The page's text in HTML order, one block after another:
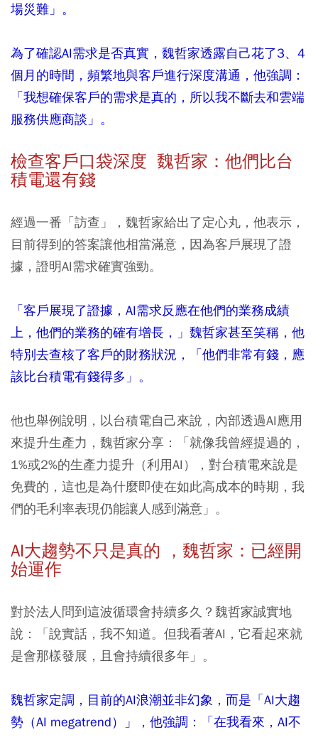
場災難」。
為了確認AI需求是否真實，魏哲家透露自己花了3、4
個月的時間，頻繁地與客戶進行深度溝通，他強調：
「我想確保客戶的需求是真的，所以我不斷去和雲端
服務供應商談」。
檢查客戶口袋深度 魏哲家：他們比台
積電還有錢
經過一番「訪查」，魏哲家給出了定心丸，他表示，
目前得到的答案讓他相當滿意，因為客戶展現了證
據，證明AI需求確實強勁。
「客戶展現了證據，AI需求反應在他們的業務成績
上，他們的業務的確有增長，」魏哲家甚至笑稱，他
特別去查核了客戶的財務狀況，「他們非常有錢，應
該比台積電有錢得多」。
他也舉例說明，以台積電自己來說，內部透過AI應用
來提升生產力，魏哲家分享：「就像我曾經提過的，
1%或2%的生產力提升（利用AI），對台積電來說是
免費的，這也是為什麼即使在如此高成本的時期，我
們的毛利率表現仍能讓人感到滿意」。
AI大趨勢不只是真的 ，魏哲家：已經開
始運作
對於法人問到這波循環會持續多久？魏哲家誠實地
說：「說實話，我不知道。但我看著AI，它看起來就
是會那樣發展，且會持續很多年」。
魏哲家定調，目前的AI浪潮並非幻象，而是「AI大趨
勢（AI megatrend）」，他強調：「在我看來，AI不